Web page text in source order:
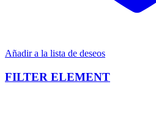
Añadir a la lista de deseos
FILTER ELEMENT